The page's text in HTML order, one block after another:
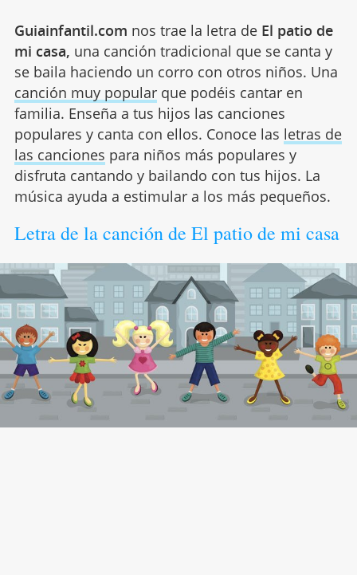
Guiainfantil.com nos trae la letra deEl patio de
mi casa, una canción tradicional que se canta y
se baila haciendo un corro con otros niños. Una
canción muy popularque podéis cantar en
familia. Enseña a tus hijos las canciones
populares y canta con ellos. Conoce las letras de
las canciones para niños más populares y
disfruta cantando y bailando con tus hijos. La
música ayuda a estimular a los más pequeños.
Letra de la canción de El patio de mi casa